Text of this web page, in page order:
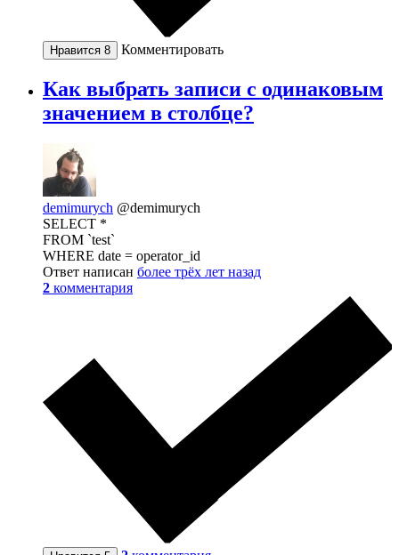
Нравится 8 Комментировать
Как выбрать записи с одинаковым
значением в столбце?
demimurych @demimurych
SELECT *
FROM `test`
WHERE date = operator_id
Ответ написан более трёх лет назад
2 комментария